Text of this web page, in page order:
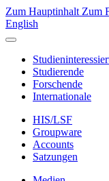
Zum Hauptinhalt Zum
English
Studierende
Forschende
Internationale
HIS/LSF
Groupware
Accounts
Satzungen